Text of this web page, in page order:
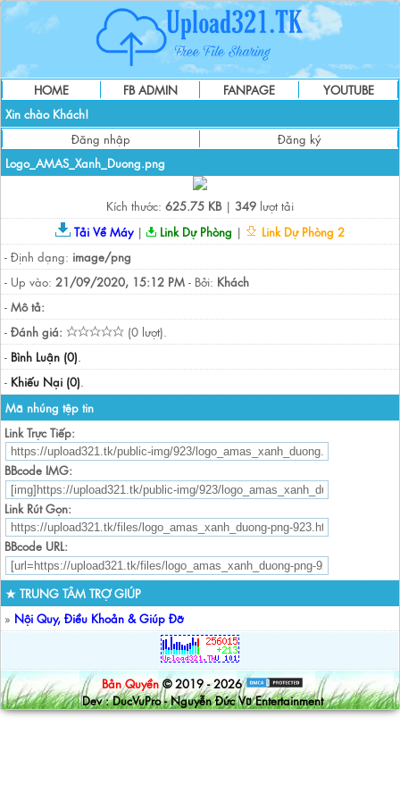
HOME FB ADMIN FANPAGE
YOUTUBE
Xin chào Khách!
Đăng nhập
Đăng ký
Logo_AMAS_Xanh_Duong.png
Kích thước: 625.75 KB| 349 lượt tải
Tải Về Máy| Link Dự Phòng |
Link Dự Phòng 2
- Định dạng: image/png
- Up vào: 21/09/2020, 15:12 PM - Bởi: Khách
- Mô tả:
- Đánh giá:
(0 lượt).
- Bình Luận (0).
- Khiếu Nại (0).
Mã nhúng tệp tin
Link Trực Tiếp:
BBcode IMG:
Link Rút Gọn:
BBcode URL:
★ TRUNG TÂM TRỢ GIÚP
» Nội Quy, Điều Khoản & Giúp Đỡ
Bản Quyền © 2019 - 2026
Dev : DucVuPro - Nguyễn Đức Vũ Entertainment